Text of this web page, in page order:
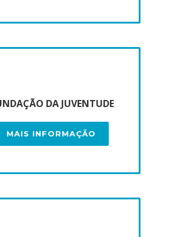
DA JUVENTUDE
MAIS INFORMAÇÃO